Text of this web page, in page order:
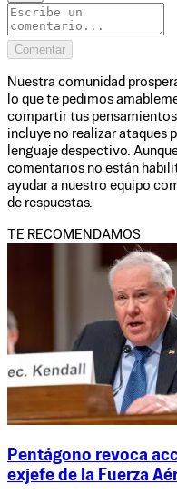
Comentar
Nuestra comunidad
lo que te pedimos
compartir tus
incluye no realizar ataques
lenguaje despectivo.
comentarios no están
ayudar a nuestro equipo
de respuestas.
TE RECOMENDAMOS
Pentágono revoca
exjefe de la Fuerza